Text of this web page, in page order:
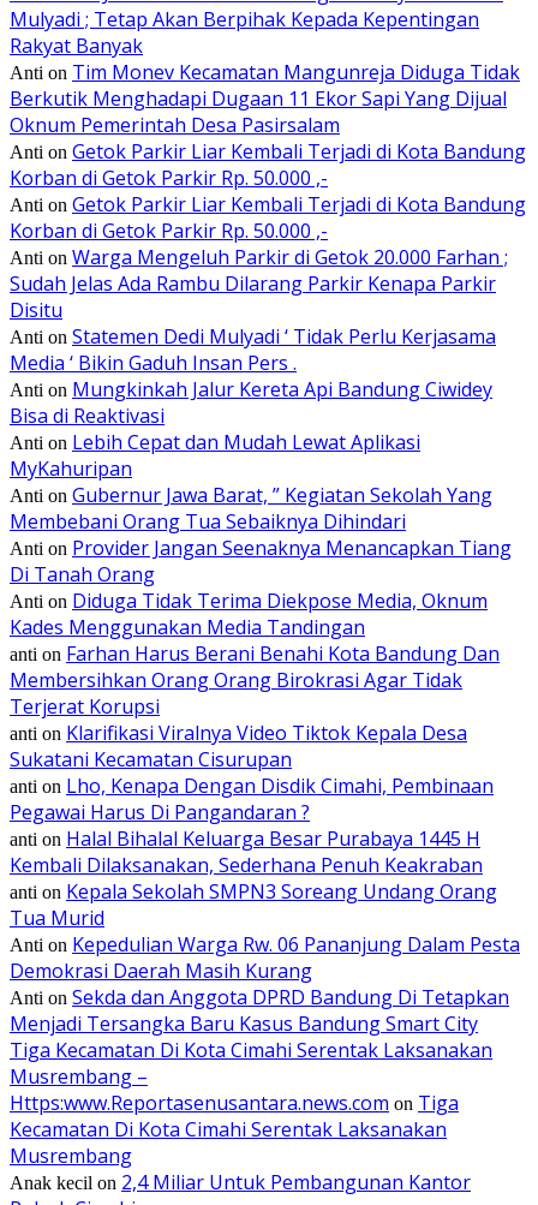
Mulyadi ; Tetap Akan Berpihak Kepada Kepentingan
Rakyat Banyak
Anti on Tim Monev Kecamatan Mangunreja Diduga Tidak
Berkutik Menghadapi Dugaan 11 Ekor Sapi Yang Dijual
Oknum Pemerintah Desa Pasirsalam
Anti on Getok Parkir Liar Kembali Terjadi di Kota Bandung
Korban di Getok Parkir Rp. 50.000 ,-
Anti on Getok Parkir Liar Kembali Terjadi di Kota Bandung
Korban di Getok Parkir Rp. 50.000 ,-
Anti on Warga Mengeluh Parkir di Getok 20.000 Farhan ;
Sudah Jelas Ada Rambu Dilarang Parkir Kenapa Parkir
Disitu
Anti on Statemen Dedi Mulyadi ‘ Tidak Perlu Kerjasama
Media ‘ Bikin Gaduh Insan Pers .
Anti on Mungkinkah Jalur Kereta Api Bandung Ciwidey
Bisa di Reaktivasi
Anti on Lebih Cepat dan Mudah Lewat Aplikasi
MyKahuripan
Anti on Gubernur Jawa Barat, ” Kegiatan Sekolah Yang
Membebani Orang Tua Sebaiknya Dihindari
Anti on Provider Jangan Seenaknya Menancapkan Tiang
Di Tanah Orang
Anti on Diduga Tidak Terima Diekpose Media, Oknum
Kades Menggunakan Media Tandingan
anti on Farhan Harus Berani Benahi Kota Bandung Dan
Membersihkan Orang Orang Birokrasi Agar Tidak
Terjerat Korupsi
anti on Klarifikasi Viralnya Video Tiktok Kepala Desa
Sukatani Kecamatan Cisurupan
anti on Lho, Kenapa Dengan Disdik Cimahi, Pembinaan
Pegawai Harus Di Pangandaran ?
anti on Halal Bihalal Keluarga Besar Purabaya 1445 H
Kembali Dilaksanakan, Sederhana Penuh Keakraban
anti on Kepala Sekolah SMPN3 Soreang Undang Orang
Tua Murid
Anti on Kepedulian Warga Rw. 06 Pananjung Dalam Pesta
Demokrasi Daerah Masih Kurang
Anti on Sekda dan Anggota DPRD Bandung Di Tetapkan
Menjadi Tersangka Baru Kasus Bandung Smart City
Tiga Kecamatan Di Kota Cimahi Serentak Laksanakan
Musrembang –
Https:www.Reportasenusantara.news.com on Tiga
Kecamatan Di Kota Cimahi Serentak Laksanakan
Musrembang
Anak kecil on 2,4 Miliar Untuk Pembangunan Kantor